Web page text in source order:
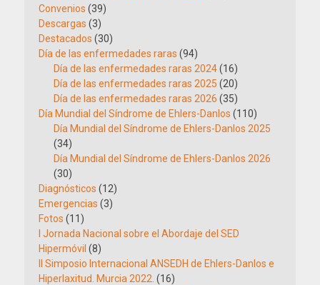
Convenios (39)
Descargas (3)
Destacados (30)
Día de las enfermedades raras (94)
Día de las enfermedades raras 2024(16)
Día de las enfermedades raras 2025 (20)
Día de las enfermedades raras 2026 (35)
Día Mundial del Síndrome de Ehlers-Danlos (110)
Día Mundial del Síndrome de Ehlers-Danlos 2025
(34)
Día Mundial del Síndrome de Ehlers-Danlos 2026
(30)
Diagnósticos (12)
Emergencias (3)
Fotos (11)
I Jornada Nacional sobre el Abordaje del SED
Hipermóvil (8)
II Simposio Internacional ANSEDH de Ehlers-Danlos e
Hiperlaxitud. Murcia 2022. (16)